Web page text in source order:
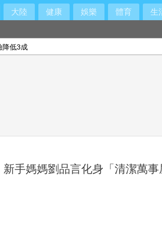
大陸 健康 娛樂 體育 生
降低3成
手媽媽劉品言化身「清潔萬